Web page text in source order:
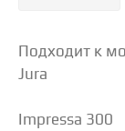
Подходит к
Jura
Impressa 300